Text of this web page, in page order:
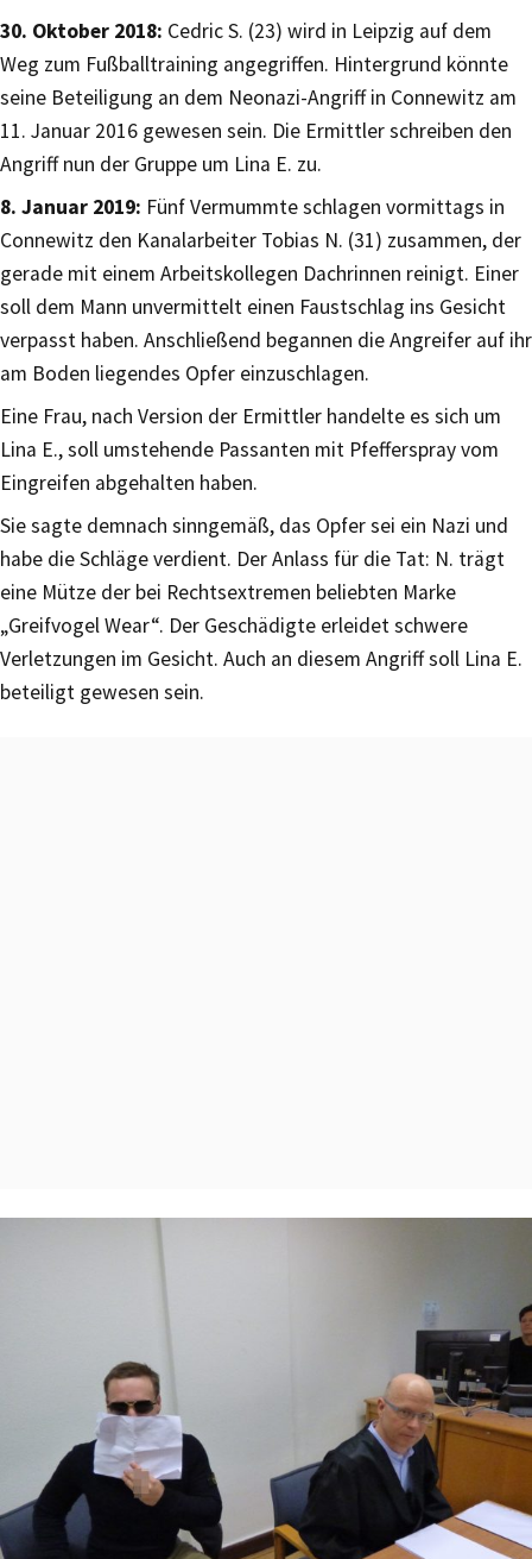
30. Oktober 2018: Cedric S. (23) wird in Leipzig auf dem
Weg zum Fußballtraining angegriffen. Hintergrund könnte
seine Beteiligung an dem Neonazi-Angriff in Connewitz am
11. Januar 2016 gewesen sein. Die Ermittler schreiben den
Angriff nun der Gruppe um Lina E. zu.
8. Januar 2019: Fünf Vermummte schlagen vormittags in
Connewitz den Kanalarbeiter Tobias N. (31) zusammen, der
gerade mit einem Arbeitskollegen Dachrinnen reinigt. Einer
soll dem Mann unvermittelt einen Faustschlag ins Gesicht
verpasst haben. Anschließend begannen die Angreifer auf ihr
am Boden liegendes Opfer einzuschlagen.
Eine Frau, nach Version der Ermittler handelte es sich um
Lina E., soll umstehende Passanten mit Pfefferspray vom
Eingreifen abgehalten haben.
Sie sagte demnach sinngemäß, das Opfer sei ein Nazi und
habe die Schläge verdient. Der Anlass für die Tat: N. trägt
eine Mütze der bei Rechtsextremen beliebten Marke
„Greifvogel Wear“. Der Geschädigte erleidet schwere
Verletzungen im Gesicht. Auch an diesem Angriff soll Lina E.
beteiligt gewesen sein.